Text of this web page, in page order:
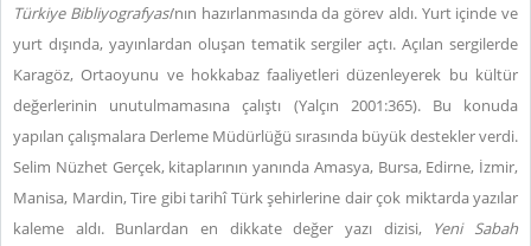
Türkiye Bibliyografyası’nın hazırlanmasında da görev aldı. Yurt içinde ve
yurt dışında, yayınlardan oluşan tematik sergiler açtı. Açılan sergilerde
Karagöz, Ortaoyunu ve hokkabaz faaliyetleri düzenleyerek bu kültür
değerlerinin unutulmamasına çalıştı (Yalçın 2001:365). Bu konuda
yapılan çalışmalara Derleme Müdürlüğü sırasında büyük destekler verdi.
Selim Nüzhet Gerçek, kitaplarının yanında Amasya, Bursa, Edirne, İzmir,
Manisa, Mardin, Tire gibi tarihî Türk şehirlerine dair çok miktarda yazılar
kaleme aldı. Bunlardan en dikkate değer yazı dizisi, Yeni Sabah